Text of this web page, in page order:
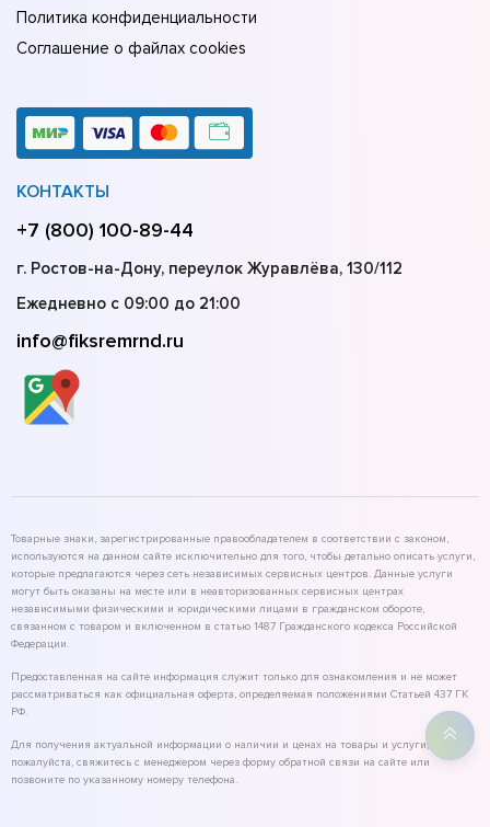
Политика конфиденциальности
Соглашение о файлах cookies
КОНТАКТЫ
+7 (800) 100-89-44
г. Ростов-на-Дону, переулок Журавлёва, 130/112
Ежедневно с 09:00 до 21:00
info@fiksremrnd.ru
Товарные знаки, зарегистрированные правообладателем в соответствии с законом,
используются на данном сайте исключительно для того, чтобы детально описать услуги,
которые предлагаются через сеть независимых сервисных центров. Данные услуги
могут быть оказаны на месте или в неавторизованных сервисных центрах
независимыми физическими и юридическими лицами в гражданском обороте,
связанном с товаром и включенном в статью 1487 Гражданского кодекса Российской
Федерации.
Предоставленная на сайте информация служит только для ознакомления и не может
рассматриваться как официальная оферта, определяемая положениями Статьей 437 ГК
РФ.
Для получения актуальной информации о наличии и ценах на товары и услуги,
пожалуйста, свяжитесь с менеджером через форму обратной связи на сайте или
позвоните по указанному номеру телефона.